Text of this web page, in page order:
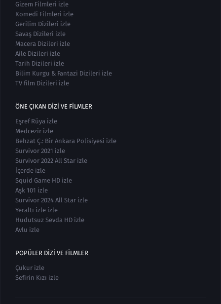
Gizem Filmleri izle
Komedi Filmleri izle
Gerilim Dizileri izle
Savaş Dizileri izle
Macera Dizileri izle
Aile Dizileri izle
Tarih Dizileri izle
Bilim Kurgu & Fantazi Dizileri izle
TV film Dizileri izle
ÖNE ÇIKAN DIZI VE FILMLER
Eşref Rüya izle
Medcezir izle
Behzat Ç.: Bir Ankara Polisiyesi izle
Survivor 2021 izle
Survivor 2022 All Star izle
İçerde izle
Squid Game HD izle
Aşk 101 izle
Survivor 2024 All Star izle
Yeraltı izle izle
Hudutsuz Sevda HD izle
Avlu izle
POPÜLER DIZI VE FILMLER
Çukur izle
Sefirin Kızı izle